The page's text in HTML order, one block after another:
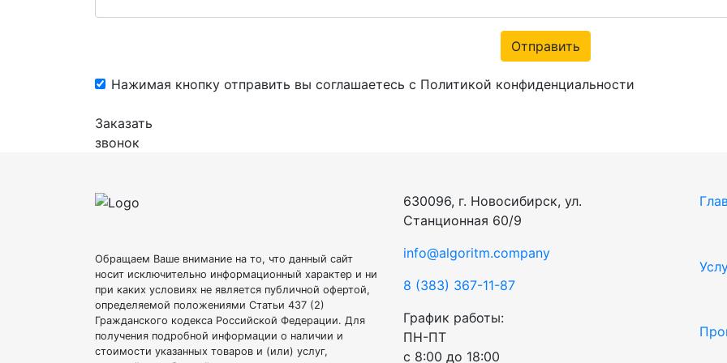
Отправить
Нажимая кнопку отправить вы соглашаетесь с Политикой конфиденциальности
Заказать
звонок
Обращаем Ваше внимание на то, что данный сайт
носит исключительно информационный характер и ни
при каких условиях не является публичной офертой,
определяемой положениями Статьи 437 (2)
Гражданского кодекса Российской Федерации. Для
получения подробной информации о наличии и
стоимости указанных товаров и (или) услуг,
630096, г. Новосибирск, ул.
Станционная 60/9
info@algoritm.company
8 (383) 367-11-87
График работы:
ПН-ПТ
с 8:00 до 18:00